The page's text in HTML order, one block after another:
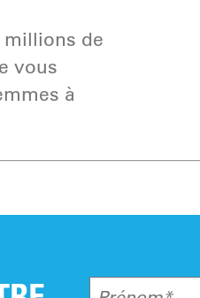
millions de
vous
à